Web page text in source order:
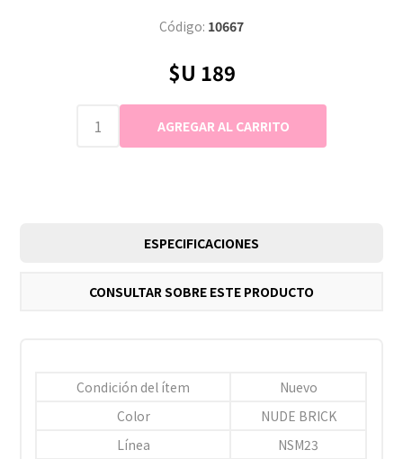
Código: 10667
$U 189
ESPECIFICACIONES
CONSULTAR SOBRE ESTE PRODUCTO
Condición del ítem
Nuevo
Color
NUDE BRICK
Línea
NSM23